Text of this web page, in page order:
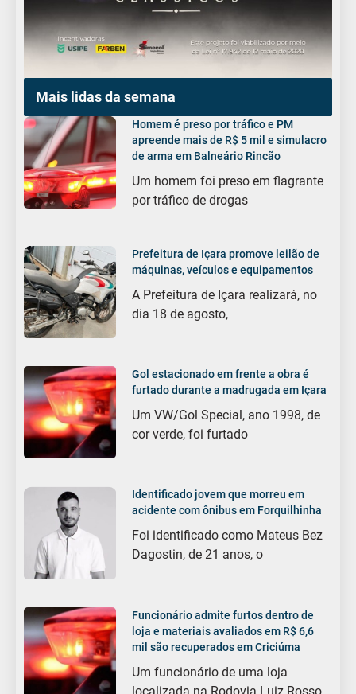
Mais lidas da semana
Homem é preso por tráfico e PM
apreende mais de R$ 5 mil e simulacro
de arma em Balneário Rincão
Um homem foi preso em flagrante
por tráfico de drogas
Prefeitura de Içara promove leilão de
máquinas, veículos e equipamentos
A Prefeitura de Içara realizará, no
dia 18 de agosto,
Gol estacionado em frente a obra é
furtado durante a madrugada em Içara
Um VW/Gol Special, ano 1998, de
cor verde, foi furtado
Identificado jovem que morreu em
acidente com ônibus em Forquilhinha
Foi identificado como Mateus Bez
Dagostin, de 21 anos, o
Funcionário admite furtos dentro de
loja e materiais avaliados em R$ 6,6
mil são recuperados em Criciúma
Um funcionário de uma loja